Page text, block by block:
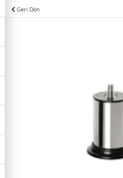
Geri Dön